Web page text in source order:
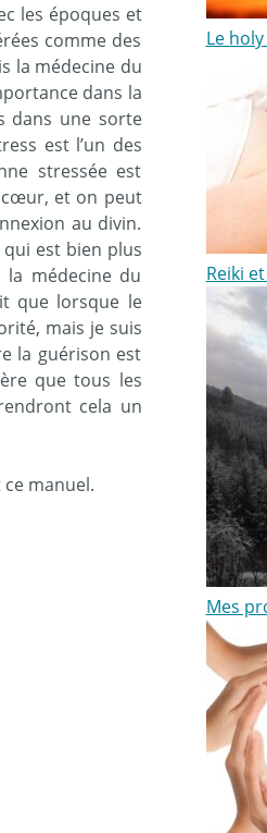
les époques et
comme des
la médecine du
dans la
dans une sorte
est l’un des
stressée est
cœur, et on peut
au divin.
est bien plus
la médecine du
que lorsque le
mais je suis
la guérison est
que tous les
cela un
manuel.
Le
Reiki
Mes